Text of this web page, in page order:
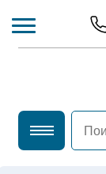
ИХЛА